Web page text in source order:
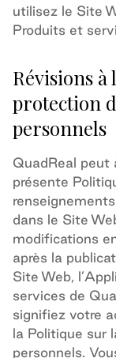
utilisez le Site
Produits et
Révisions
protection
personnels
QuadReal
présente
dans le Site
modifications
après la
Site Web,
services de
signifiez votre
la Politique sur
personnels.